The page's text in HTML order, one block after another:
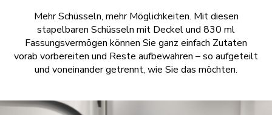
Mehr Schüsseln, mehr Möglichkeiten. Mit diesen
stapelbaren Schüsseln mit Deckel und 830 ml
Fassungsvermögen können Sie ganz einfach Zutaten
vorab vorbereiten und Reste aufbewahren – so aufgeteilt
und voneinander getrennt, wie Sie das möchten.